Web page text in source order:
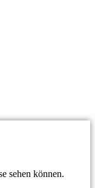
sehen können.